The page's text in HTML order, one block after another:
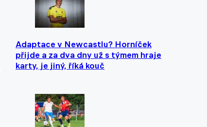
Adaptace v Newcastlu? Horníček
přijde a za dva dny už s týmem hraje
karty, je jiný, říká kouč